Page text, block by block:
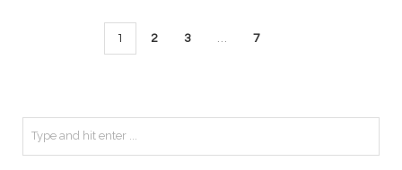
1 2 3 … 7